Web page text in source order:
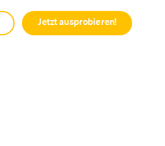
Jetzt ausprobieren!